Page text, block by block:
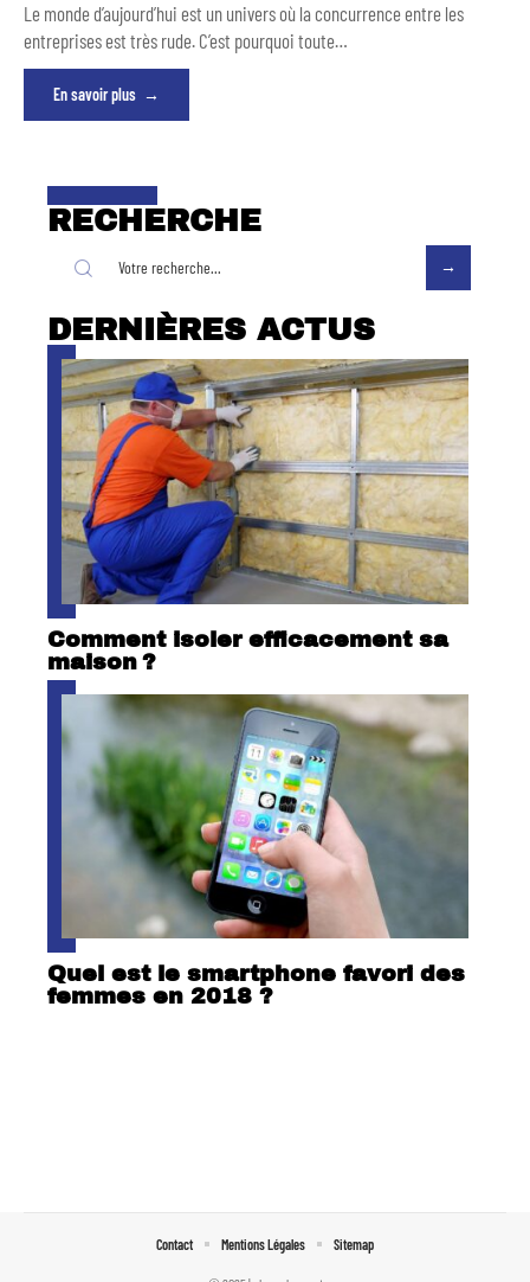
Le monde d’aujourd’hui est un univers où la concurrence entre les
entreprises est très rude. C’est pourquoi toute…
En savoir plus
RECHERCHE
DERNIÈRES ACTUS
Comment isoler efficacement sa
maison ?
Quel est le smartphone favori des
femmes en 2018 ?
Contact Mentions Légales Sitemap